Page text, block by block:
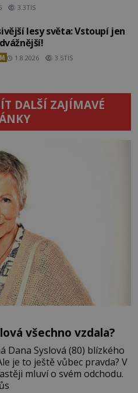
3.3TIS
lesy světa: Vstoupí jen
1.8.2026 3.5TIS
DALŠÍ ZAJÍMAVÉ
všechno vzdala?
Dana Syslová (80) blízkého
je to ještě vůbec pravda? V
mluví o svém odchodu.